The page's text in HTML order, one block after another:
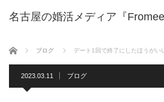
名古屋の婚活メディア『
ホーム ブログ デート1回で終了にしたほうがい
2023.03.11 ブログ